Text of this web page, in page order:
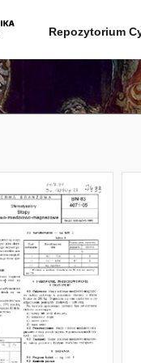
Repozytorium